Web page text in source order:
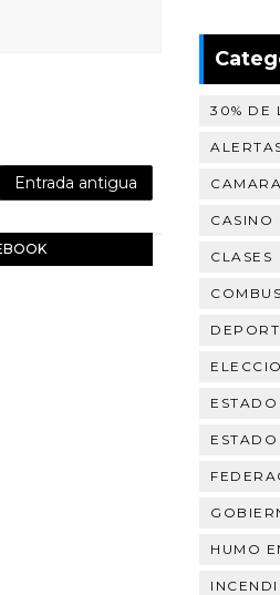
Entrada antigua
30% DE
CASINO
CLASES
HUMO